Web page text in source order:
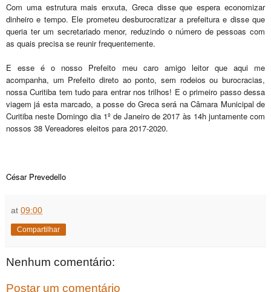
Com uma estrutura mais enxuta, Greca disse que espera economizar
dinheiro e tempo. Ele prometeu desburocratizar a prefeitura e disse que
queria ter um secretariado menor, reduzindo o número de pessoas com
as quais precisa se reunir frequentemente.
E esse é o nosso Prefeito meu caro amigo leitor que aqui me
acompanha, um Prefeito direto ao ponto, sem rodeios ou burocracias,
nossa Curitiba tem tudo para entrar nos trilhos! E o primeiro passo dessa
viagem já esta marcado, a posse do Greca será na Câmara Municipal de
Curitiba neste Domingo dia 1º de Janeiro de 2017 às 14h juntamente com
nossos 38 Vereadores eleitos para 2017-2020.
César Prevedello
at 09:00
Compartilhar
Nenhum comentário:
Postar um comentário